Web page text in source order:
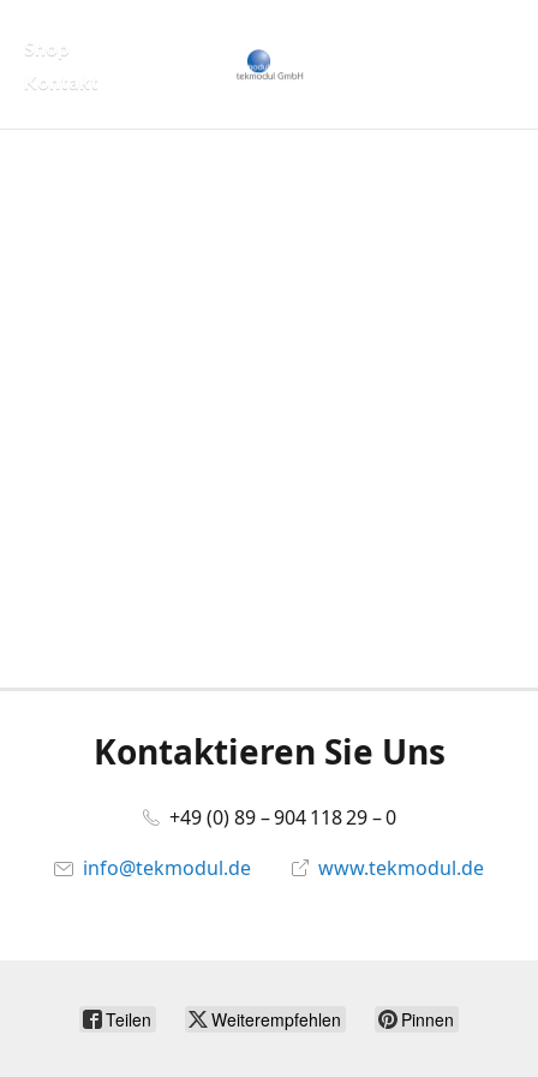
Shop
Kontakt
Kontaktieren Sie Uns
+49 (0) 89 – 904 118 29 – 0
info@tekmodul.de
www.tekmodul.de
Teilen Weiterempfehlen Pinnen